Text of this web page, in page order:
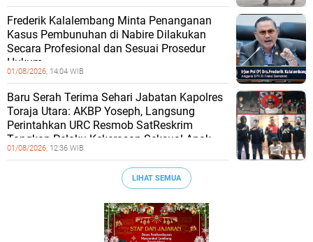
Frederik Kalalembang Minta Penanganan
Kasus Pembunuhan di Nabire Dilakukan
Secara Profesional dan Sesuai Prosedur
Hukum
01/08/2026, 14:04 WIB
Baru Serah Terima Sehari Jabatan Kapolres
Toraja Utara: AKBP Yoseph, Langsung
Perintahkan URC Resmob SatReskrim
Tangkap Pelaku Kekerasan Seksual Anak
01/08/2026, 12:36 WIB
LIHAT SEMUA